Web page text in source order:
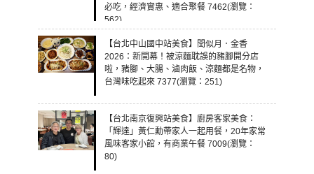
必吃，經濟實惠、適合聚餐 7462(瀏覽：
562)
【台北中山國中站美食】閏似月．金香
2026：新開幕！被涼麵耽誤的豬腳開分店
啦，豬腳、大腸、滷肉飯、涼麵都是名物，
台灣味吃起來 7377(瀏覽：251)
【台北南京復興站美食】廚房客家美食：
「輝達」黃仁勳帶家人一起用餐，20年家常
風味客家小館，有商業午餐 7009(瀏覽：
80)